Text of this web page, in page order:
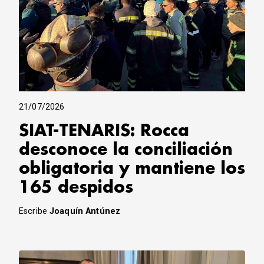
21/07/2026
SIAT-TENARIS: Rocca
desconoce la conciliación
obligatoria y mantiene los
165 despidos
EscribeJoaquín Antúnez